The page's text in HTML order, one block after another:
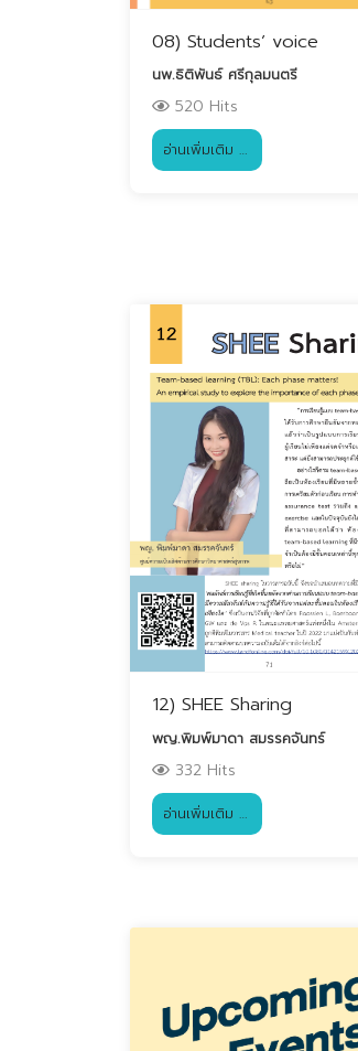
08) Students’ voice
นพ.ธิติพันธ์ ศรีกุลมนตรี
520 Hits
อ่านเพิ่มเติม …
12) SHEE Sharing
พญ.พิมพ์มาดา สมรรคจันทร์
332 Hits
อ่านเพิ่มเติม …